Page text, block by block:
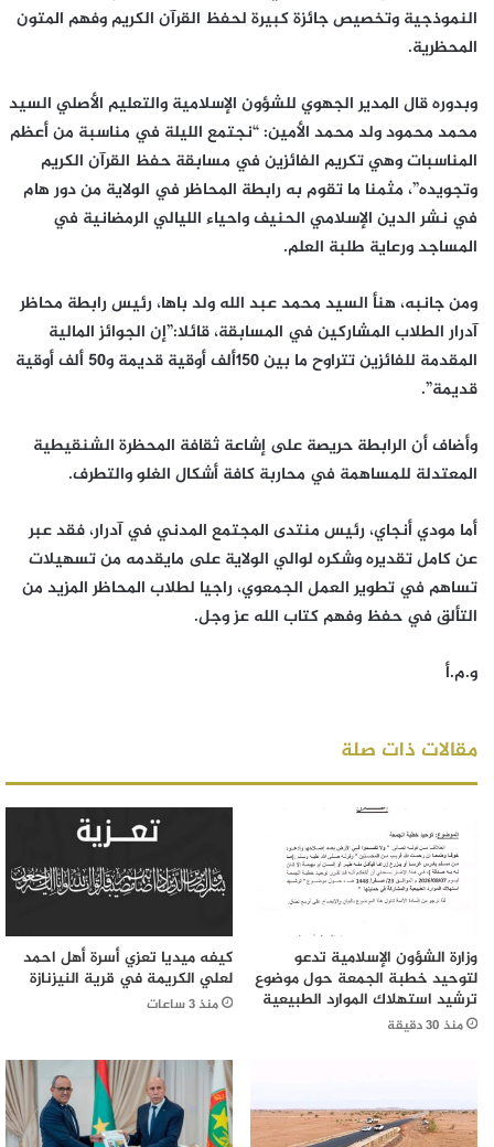
النموذجية وتخصيص جائزة كبيرة لحفظ القرآن الكريم وفهم المتون
المحظرية.
وبدوره قال المدير الجهوي للشؤون الإسلامية والتعليم الأصلي السيد
محمد محمود ولد محمد الأمين: “نجتمع الليلة في مناسبة من أعظم
المناسبات وهي تكريم الفائزين في مسابقة حفظ القرآن الكريم
وتجويده”، مثمنا ما تقوم به رابطة المحاظر في الولاية من دور هام
في نشر الدين الإسلامي الحنيف واحياء الليالي الرمضانية في
المساجد ورعاية طلبة العلم.
ومن جانبه، هنأ السيد محمد عبد الله ولد باها، رئيس رابطة محاظر
آدرار الطلاب المشاركين في المسابقة، قائلا:”إن الجوائز المالية
المقدمة للفائزين تتراوح ما بين 150ألف أوقية قديمة و50 ألف أوقية
قديمة”.
وأضاف أن الرابطة حريصة على إشاعة ثقافة المحظرة الشنقيطية
المعتدلة للمساهمة في محاربة كافة أشكال الغلو والتطرف.
أما مودي أنجاي، رئيس منتدى المجتمع المدني في آدرار، فقد عبر
عن كامل تقديره وشكره لوالي الولاية على مايقدمه من تسهيلات
تساهم في تطوير العمل الجمعوي، راجيا لطلاب المحاظر المزيد من
التألق في حفظ وفهم كتاب الله عز وجل.
و.م.أ
مقالات ذات صلة
وزارة الشؤون الإسلامية تدعو
لتوحيد خطبة الجمعة حول موضوع
ترشيد استهلاك الموارد الطبيعية
منذ 30 دقيقة
كيفه ميديا تعزي أسرة أهل احمد
لعلي الكريمة في قرية النيزنازة
منذ 3 ساعات